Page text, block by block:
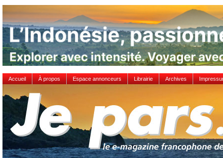
Accueil À propos Espace annonceurs Librairie Archives